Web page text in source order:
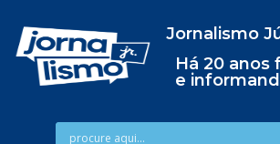
Jornalismo
Há 20 anos
e